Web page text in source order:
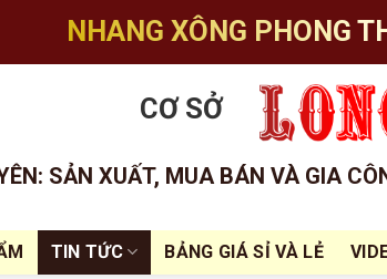
NHANG XÔNG PHONG
CƠ SỞ
SẢN XUẤT, MUA BÁN VÀ GIA
TIN TỨC BẢNG GIÁ SỈ VÀ LẺ